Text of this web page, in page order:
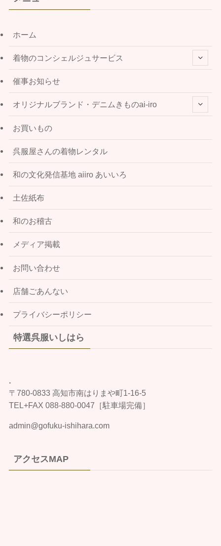
ホーム
着物のコンシェルジュサービス
催事お知らせ
オリジナルブランド・デニムきものai-iro
お買いもの
呉服屋さんの着物レンタル
和の文化発信基地 aiiro あいいろ
土佐紙布
和のお稽古
メディア掲載
お問い合わせ
店舗ごあんない
プライバシーポリシー
特選呉服いしはら
.
〒780-0833 高知市南はりまや町1-16-5
TEL+FAX 088-880-0047［駐車場完備］
admin@gofuku-ishihara.com
アクセスMAP